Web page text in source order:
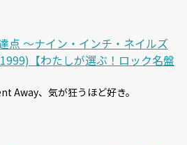
点 〜ナイン・インチ・ネイルズ
【わたしが選ぶ！ロック名盤
Away、気が狂うほど好き。